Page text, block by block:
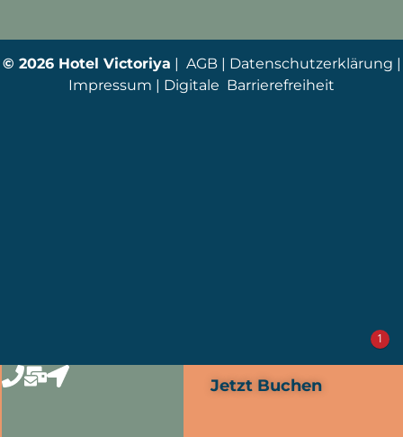
Jetzt Buchen
© 2026 Hotel Victoriya | AGB| Datenschutzerklärung |
Impressum | Digitale Barrierefreiheit
1